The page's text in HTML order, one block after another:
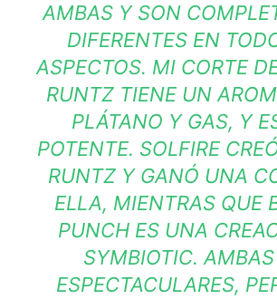
AMBAS Y SON
DIFERENTES EN
ASPECTOS. MI CORTE
RUNTZ TIENE UN
PLÁTANO Y GAS, Y
POTENTE. SOLFIRE
RUNTZ Y GANÓ UNA
ELLA, MIENTRAS QUE
PUNCH ES UNA
SYMBIOTIC.
ESPECTACULARES,